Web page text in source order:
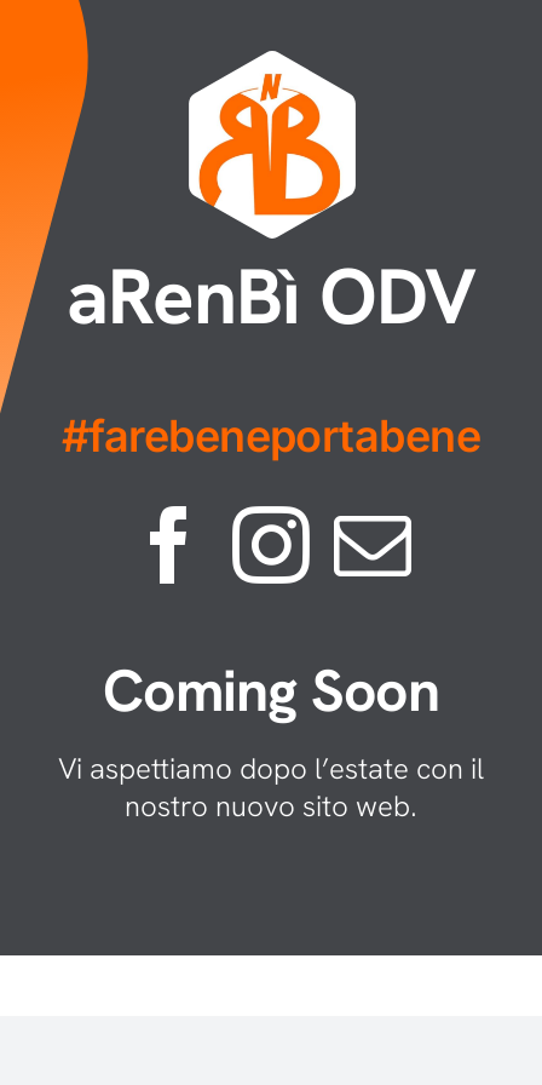
aRenBì ODV
#farebeneportabene
Coming Soon
Vi aspettiamo dopo l’estate con il
nostro nuovo sito web.